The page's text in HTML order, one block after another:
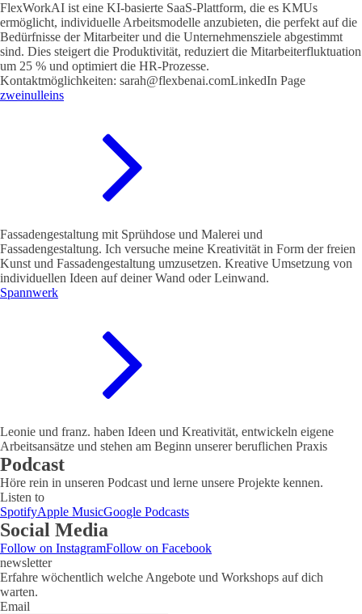
FlexWorkAI ist eine KI-basierte SaaS-Plattform, die es KMUs
ermöglicht, individuelle Arbeitsmodelle anzubieten, die perfekt auf die
Bedürfnisse der Mitarbeiter und die Unternehmensziele abgestimmt
sind. Dies steigert die Produktivität, reduziert die Mitarbeiterfluktuation
um 25 % und optimiert die HR-Prozesse.
Kontaktmöglichkeiten: sarah@flexbenai.comLinkedIn Page
zweinulleins
Fassadengestaltung mit Sprühdose und Malerei und
Fassadengestaltung. Ich versuche meine Kreativität in Form der freien
Kunst und Fassadengestaltung umzusetzen. Kreative Umsetzung von
individuellen Ideen auf deiner Wand oder Leinwand.
Spannwerk
Leonie und franz. haben Ideen und Kreativität, entwickeln eigene
Arbeitsansätze und stehen am Beginn unserer beruflichen Praxis
Podcast
Höre rein in unseren Podcast und lerne unsere Projekte kennen.
Listen to
SpotifyApple MusicGoogle Podcasts
Social Media
Follow on InstagramFollow on Facebook
newsletter
Erfahre wöchentlich welche Angebote und Workshops auf dich
warten.
Email